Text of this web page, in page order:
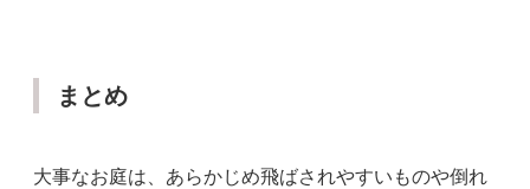
まとめ
大事なお庭は、あらかじめ飛ばされやすいものや倒れ